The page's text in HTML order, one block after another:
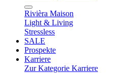
Rivièra Maison
Light & Living
Stressless
SALE
Prospekte
Karriere
Zur Kategorie Karriere